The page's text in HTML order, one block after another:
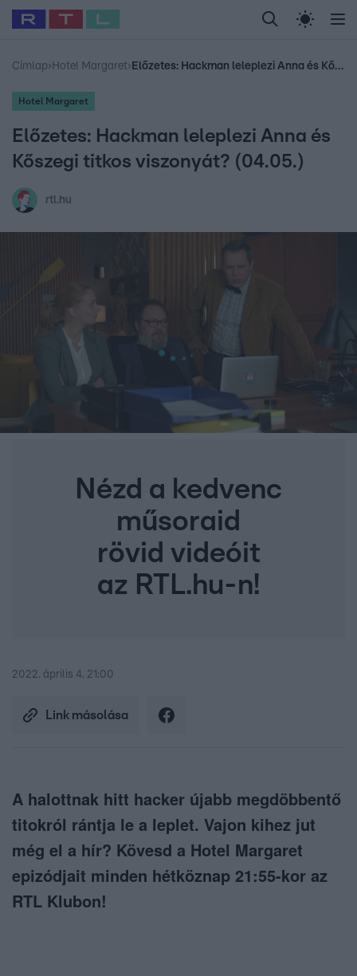
Legfrissebb RTL Híradó Randi Celeb vagyok,
Babits Marcella Most Wanted Gallusz
Címlap› Hotel Margaret› Előzetes: Hackman leleplezi Anna és Kőszegi titkos viszonyát? (04.05.)
Hotel Margaret
Előzetes: Hackman leleplezi Anna és
Kőszegi titkos viszonyát? (04.05.)
rtl.hu
Nézd a kedvenc
műsoraid
rövid videóit
az RTL.hu-n!
2022. április 4. 21:00
Link másolása
A halottnak hitt hacker újabb megdöbbentő
titokról rántja le a leplet. Vajon kihez jut
még el a hír? Kövesd a Hotel Margaret
epizódjait minden hétköznap 21:55-kor az
RTL Klubon!